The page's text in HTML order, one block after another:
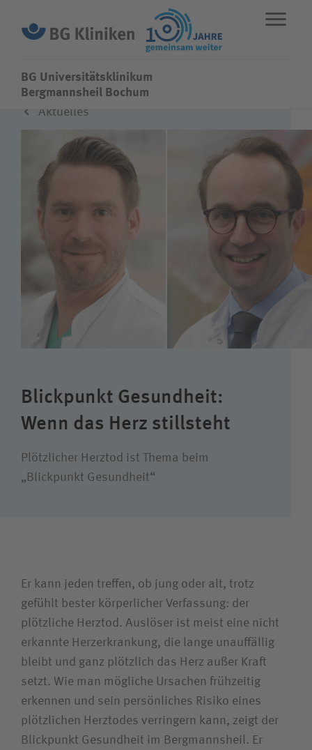
BG Universitätsklinikum
STANDORTE ENGLISH
NOTFALL
Fachbereiche
Karriere
Suchwert
Besucherin/Besucher
Unfallversicherungsträger
Zuweiserin/Zuweiser
Bewerberin/Bewerber
BG Universitätsklinikum
Bergmannsheil Bochum
Aktuelles
Blickpunkt Gesundheit:
Wenn das Herz stillsteht
Plötzlicher Herztod ist Thema beim
„Blickpunkt Gesundheit“
Er kann jeden treffen, ob jung oder alt, trotz
gefühlt bester körperlicher Verfassung: der
plötzliche Herztod. Auslöser ist meist eine nicht
erkannte Herzerkrankung, die lange unauffällig
bleibt und ganz plötzlich das Herz außer Kraft
setzt. Wie man mögliche Ursachen frühzeitig
erkennen und sein persönliches Risiko eines
plötzlichen Herztodes verringern kann, zeigt der
Blickpunkt Gesundheit im Bergmannsheil. Er